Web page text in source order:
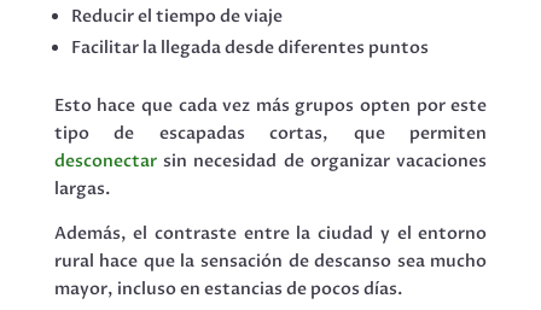
Reducir el tiempo de viaje
Facilitar la llegada desde diferentes puntos
Esto hace que cada vez más grupos opten por este
tipo de escapadas cortas, que permiten
desconectarsin necesidad de organizar vacaciones
largas.
Además, el contraste entre la ciudad y el entorno
rural hace que la sensación de descanso sea mucho
mayor, incluso en estancias de pocos días.